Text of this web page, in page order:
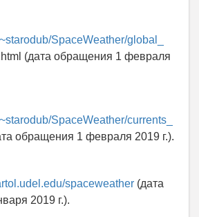
SpaceWeather/global_
(дата обращения 1 февраля
SpaceWeather/currents_
обращения 1 февраля 2019 г.).
spaceweather (дата
2019 г.).